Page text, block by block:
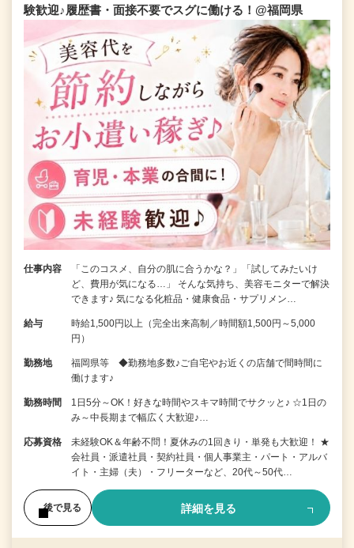
験歓迎♪履歴書・面接不要でスグに働ける！@福岡県
仕事内容
「このコスメ、自分の肌に合うかな？」「試してみたいけ
ど、費用が気になる…」 そんな気持ち、美容モニターで解決
できます♪ 気になる化粧品・健康食品・サプリメン…
給与
時給1,500円以上（完全出来高制／時間額1,500円～5,000
円）
勤務地
福岡県等 ◆勤務地多数♪ご自宅やお近くの店舗で間時間に
働けます♪
勤務時間
1日5分～OK！好きな時間やスキマ時間でサクッと♪ ☆1日の
み～中長期まで幅広く大歓迎♪…
応募資格
未経験OK＆年齢不問！夏休みの1回きり・単発も大歓迎！ ★
会社員・派遣社員・契約社員・個人事業主・パート・アルバ
イト・主婦（夫）・フリーターなど、20代～50代…
後で見る 詳細を見る